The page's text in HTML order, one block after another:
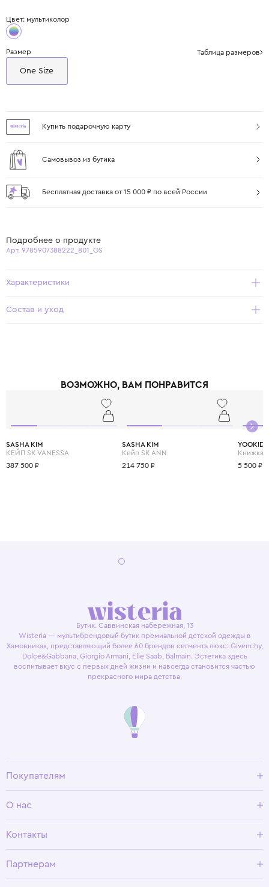
Цвет: мультиколор
Размер Таблица размеров
One Size
Купить подарочную карту
Самовывоз из бутика
Бесплатная доставка от 15 000 ₽ по всей России
Подробнее о продукте
Арт. 9785907388222_801_OS
Характеристики
Состав и уход
ВОЗМОЖНО, ВАМ ПОНРАВИТСЯ
SASHA KIM
КЕЙП SK VANESSA
387 500 ₽
SASHA KIM
Кейп SK ANN
214 750 ₽ 5 500 ₽
Бутик. Саввинская набережная, 13
Wisteria — мультибрендовый бутик премиальной детской одежды в
Хамовниках, представляющий более 60 брендов сегмента люкс: Givenchy,
Dolce&Gabbana, Giorgio Armani, Elie Saab, Balmain. Эстетика здесь
воспитывает вкус с первых дней жизни и навсегда становится частью
прекрасного мира детства.
Покупателям
Условия возврата
О нас
Программа лояльности
Контакты
Партнерам